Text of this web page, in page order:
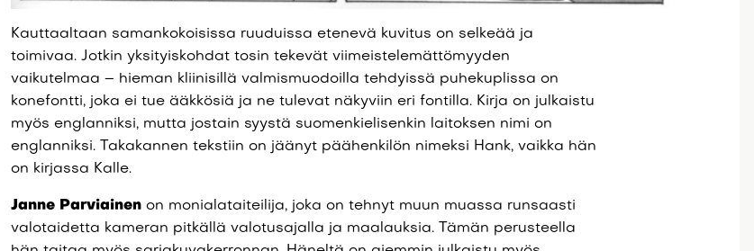
Kauttaaltaan samankokoisissa ruuduissa etenevä kuvitus on selkeää ja
toimivaa. Jotkin yksityiskohdat tosin tekevät viimeistelemättömyyden
vaikutelmaa – hieman kliinisillä valmismuodoilla tehdyissä puhekuplissa on
konefontti, joka ei tue ääkkösiä ja ne tulevat näkyviin eri fontilla. Kirja on julkaistu
myös englanniksi, mutta jostain syystä suomenkielisenkin laitoksen nimi on
englanniksi. Takakannen tekstiin on jäänyt päähenkilön nimeksi Hank, vaikka hän
on kirjassa Kalle.
Janne Parviainenon monialataiteilija, joka on tehnyt muun muassa runsaasti
valotaidetta kameran pitkällä valotusajalla ja maalauksia. Tämän perusteella